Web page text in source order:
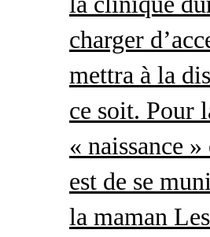
charger
mettra à la
ce soit. Pour
« naissance
est de se
la maman